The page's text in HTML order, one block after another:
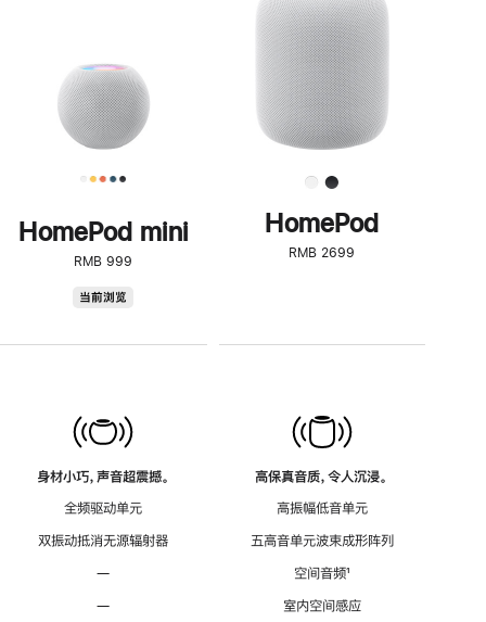
HomePod mini
RMB 999
当前浏览
身材小巧，声音超震撼。
全频驱动单元
双振动抵消无源辐射器
—
—
了
解
HomePod<
HomePod
RMB 2699
高保真音质，令人沉浸。
高振幅低音单元
五高音单元波束成形阵列
空间音频脚
¹
室内空间感应